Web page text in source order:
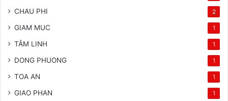
CHAU PHI 2
GIAM MUC 1
TÂM LINH 1
DONG PHUONG 1
TOA AN 1
GIAO PHAN 1